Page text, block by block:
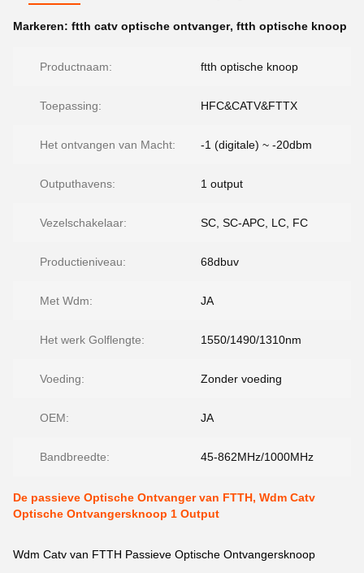
Markeren: ftth catv optische ontvanger, ftth optische knoop
Productnaam: ftth optische knoop
Toepassing: HFC&CATV&FTTX
Het ontvangen van Macht: -1 (digitale) ~ -20dbm
Outputhavens: 1 output
Vezelschakelaar: SC, SC-APC, LC, FC
Productieniveau: 68dbuv
Met Wdm: JA
Het werk Golflengte: 1550/1490/1310nm
Voeding: Zonder voeding
OEM: JA
Bandbreedte: 45-862MHz/1000MHz
De passieve Optische Ontvanger van FTTH, Wdm Catv
Optische Ontvangersknoop 1 Output
Wdm Catv van FTTH Passieve Optische Ontvangersknoop